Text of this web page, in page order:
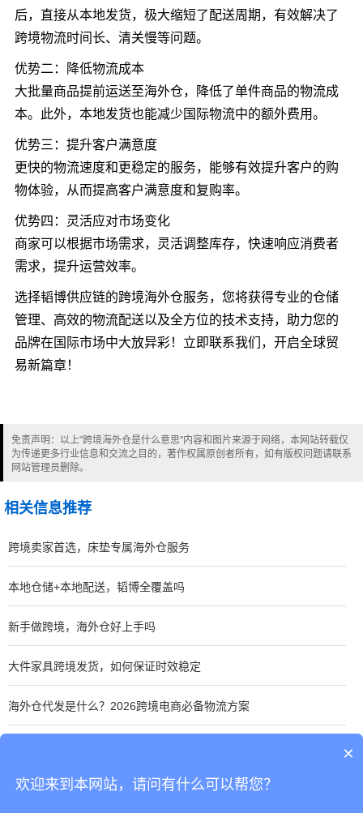
后，直接从本地发货，极大缩短了配送周期，有效解决了
跨境物流时间长、清关慢等问题。
优势二：降低物流成本
大批量商品提前运送至海外仓，降低了单件商品的物流成
本。此外，本地发货也能减少国际物流中的额外费用。
优势三：提升客户满意度
更快的物流速度和更稳定的服务，能够有效提升客户的购
物体验，从而提高客户满意度和复购率。
优势四：灵活应对市场变化
商家可以根据市场需求，灵活调整库存，快速响应消费者
需求，提升运营效率。
选择韬博供应链的跨境海外仓服务，您将获得专业的仓储
管理、高效的物流配送以及全方位的技术支持，助力您的
品牌在国际市场中大放异彩！立即联系我们，开启全球贸
易新篇章！
免责声明：以上"跨境海外仓是什么意思"内容和图片来源于网络，本网站转载仅
为传递更多行业信息和交流之目的，著作权属原创者所有，如有版权问题请联系
网站管理员删除。
相关信息推荐
跨境卖家首选，床垫专属海外仓服务
本地仓储+本地配送，韬博全覆盖吗
新手做跨境，海外仓好上手吗
大件家具跨境发货，如何保证时效稳定
海外仓代发是什么？2026跨境电商必备物流方案
×
欢迎来到本网站，请问有什么可以帮您？